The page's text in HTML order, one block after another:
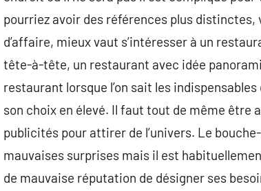
pourriez avoir des références plus distinctes,
d’affaire, mieux vaut s’intéresser à un
tête-à-tête, un restaurant avec idée
restaurant lorsque l’on sait les
son choix en élevé. Il faut tout de même
publicités pour attirer de l’univers. Le
mauvaises surprises mais il est
de mauvaise réputation de désigner ses